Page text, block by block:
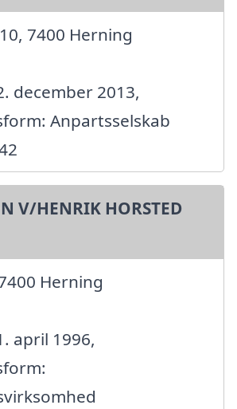
7400 Herning
december 2013,
Anpartsselskab
V/HENRIK HORSTED
Herning
april 1996,